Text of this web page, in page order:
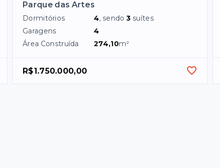
Parque das Artes
Dormitórios 4, sendo3 suítes
Garagens
4
Área Construída
274,10m²
R$1.750.000,00